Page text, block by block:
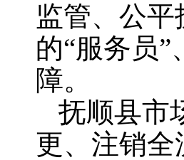
监管、公
的“服务员
障。
抚顺县市
更、注销全